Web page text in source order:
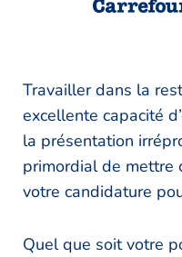
Travailler dans la
excellente capacité
la présentation
primordial de mettre
votre candidature
Quel que soit votre